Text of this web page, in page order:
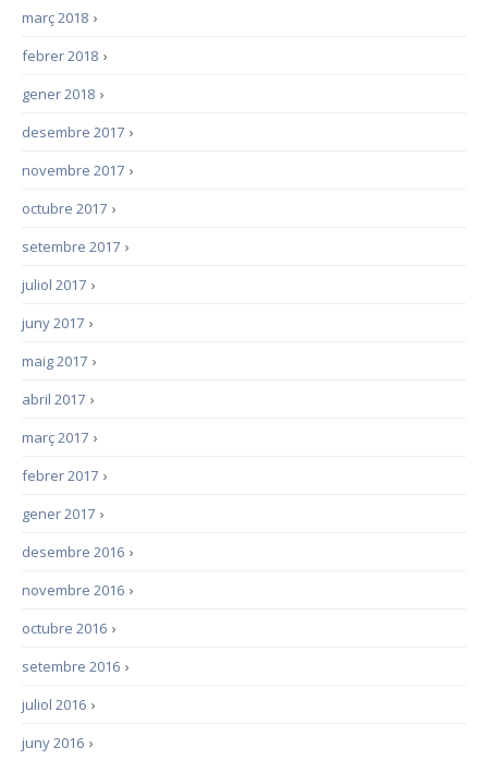
›
març 2018
›
febrer 2018
›
gener 2018
›
desembre 2017
›
novembre 2017
›
octubre 2017
›
setembre 2017
›
juliol 2017
›
juny 2017
›
maig 2017
›
abril 2017
›
març 2017
›
febrer 2017
›
gener 2017
›
desembre 2016
›
novembre 2016
›
octubre 2016
›
setembre 2016
›
juliol 2016
›
juny 2016